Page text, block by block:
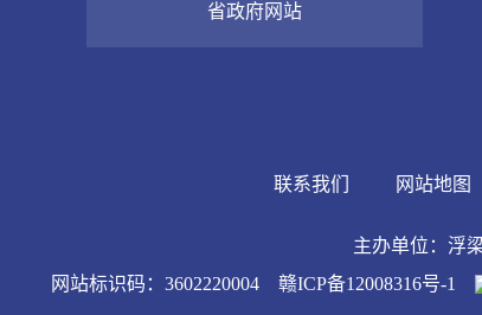
省政府网站
联系我们 网站地图
主办单位：浮
网站标识码：3602220004 赣ICP备12008316号-1